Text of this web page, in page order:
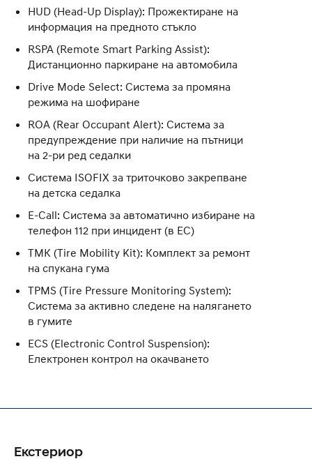
HUD (Head-Up Display): Прожектиране на
информация на предното стъкло
RSPA (Remote Smart Parking Assist):
Дистанционно паркиране на автомобила
Drive Mode Select: Система за промяна
режима на шофиране
ROA (Rear Occupant Alert): Система за
предупреждение при наличие на пътници
на 2-ри ред седалки
Система ISOFIX за триточково закрепване
на детска седалка
E-Call: Система за автоматично избиране на
телефон 112 при инцидент (в ЕС)
ТМК (Tire Mobility Kit): Кoмплект за ремонт
на спукана гума
TPMS (Tire Pressure Monitoring System):
Система за активно следене на налягането
в гумите
ECS (Electronic Control Suspension):
Електронен контрол на окачването
Екстериор